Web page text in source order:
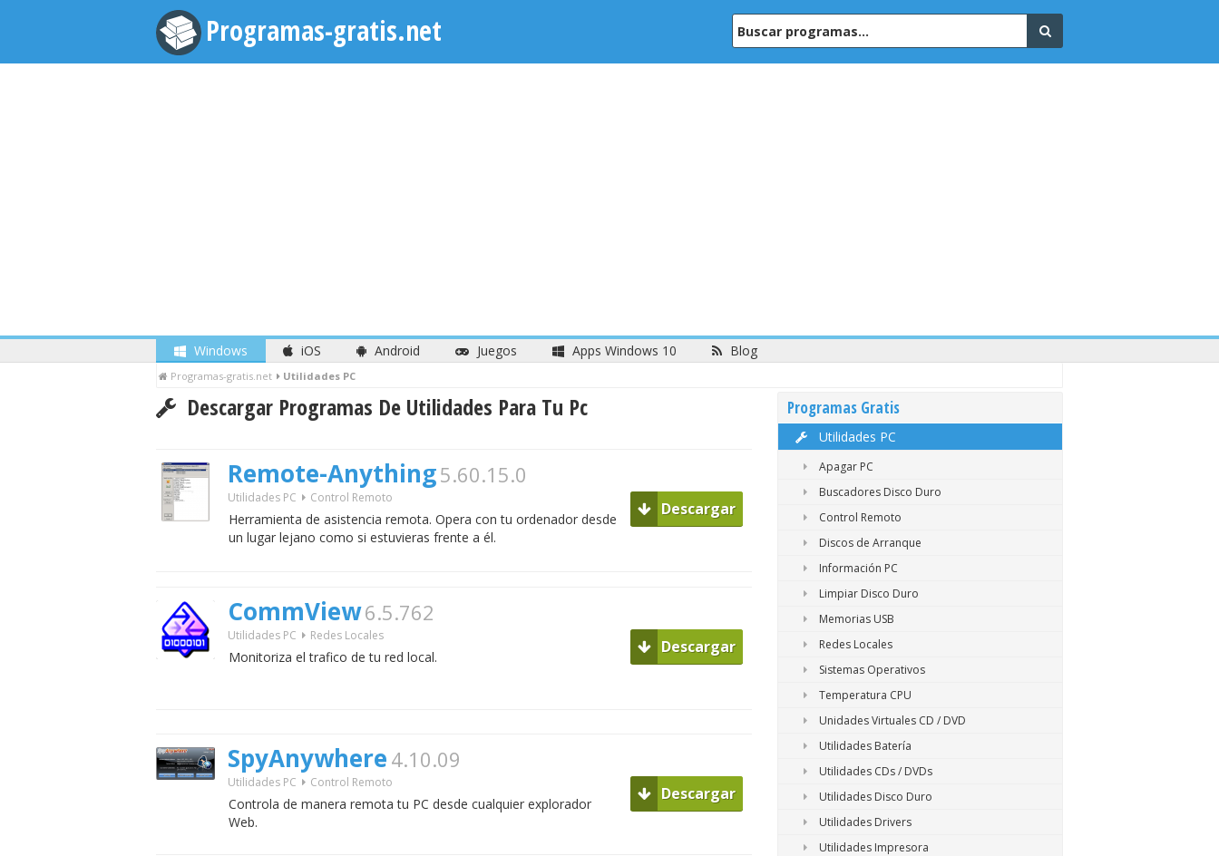
Programas-gratis.net
Windows iOS Android Juegos Apps Windows 10 Blog
Programas-gratis.net Utilidades PC
Descargar Programas De Utilidades Para Tu Pc
Remote-Anything5.60.15.0
Utilidades PC Control Remoto
Herramienta de asistencia remota. Opera con tu ordenador desde
un lugar lejano como si estuvieras frente a él.
Descargar
CommView6.5.762
Utilidades PC Redes Locales
Monitoriza el trafico de tu red local.
Descargar
SpyAnywhere 4.10.09
Utilidades PC Control Remoto
Controla de manera remota tu PC desde cualquier explorador
Web.
Descargar
Programas Gratis
Utilidades PC
Apagar PC
Buscadores Disco Duro
Control Remoto
Discos de Arranque
Información PC
Limpiar Disco Duro
Memorias USB
Redes Locales
Sistemas Operativos
Temperatura CPU
Unidades Virtuales CD / DVD
Utilidades Batería
Utilidades CDs / DVDs
Utilidades Disco Duro
Utilidades Drivers
Utilidades Impresora